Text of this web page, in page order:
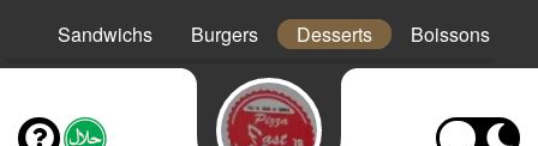
Sandwichs Burgers Desserts Boissons